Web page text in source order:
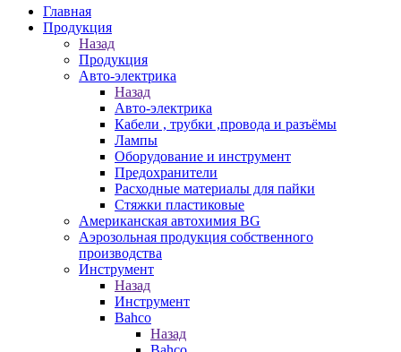
Главная
Продукция
Назад
Продукция
Авто-электрика
Назад
Авто-электрика
Кабели , трубки ,провода и разъёмы
Лампы
Оборудование и инструмент
Предохранители
Расходные материалы для пайки
Стяжки пластиковые
Американская автохимия BG
Аэрозольная продукция собственного
производства
Инструмент
Назад
Инструмент
Bahco
Назад